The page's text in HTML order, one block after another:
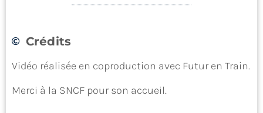
Transporter
Crédits
Vidéo réalisée en coproduction avec Futur en Train.
Merci à la SNCF pour son accueil.